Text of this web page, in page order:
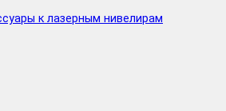
к лазерным нивелирам